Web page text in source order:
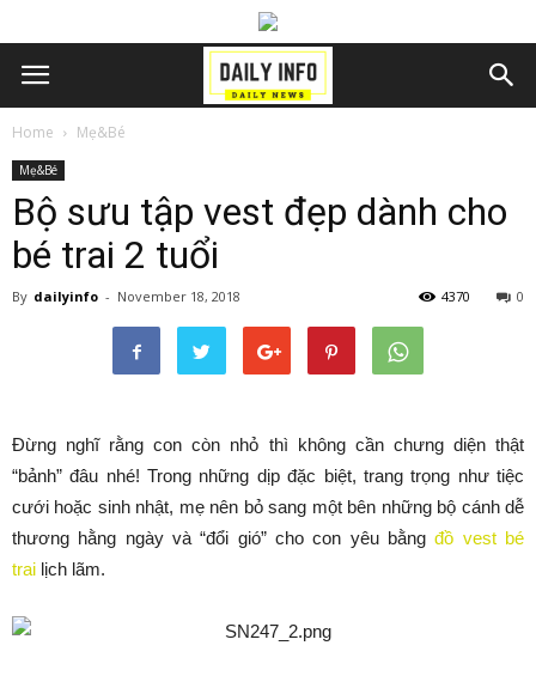
Home Mẹ&Bé
Mẹ&Bé
Bộ sưu tập vest đẹp dành cho
bé trai 2 tuổi
By dailyinfo - November 18, 2018 0
4370
Đừng nghĩ rằng con còn nhỏ thì không cần chưng diện thật
“bảnh” đâu nhé! Trong những dịp đặc biệt, trang trọng như tiệc
cưới hoặc sinh nhật, mẹ nên bỏ sang một bên những bộ cánh dễ
thương hằng ngày và “đổi gió” cho con yêu bằngđồ vest bé
trai lịch lãm.